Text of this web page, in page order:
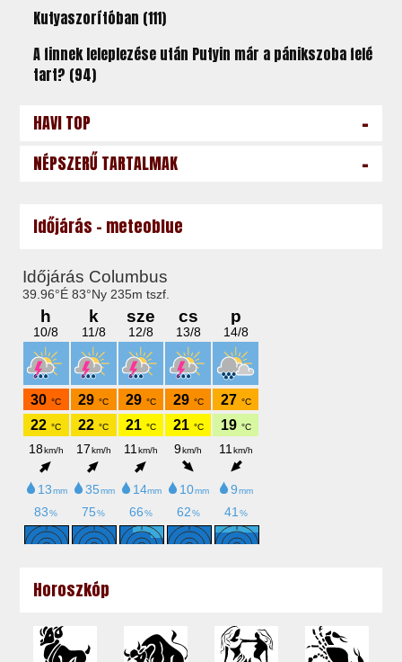
Kutyaszorítóban (111)
A finnek leleplezése után Putyin már a pánikszoba felé
tart? (94)
HAVI TOP -
NÉPSZERŰ TARTALMAK -
Időjárás - meteoblue
Horoszkóp